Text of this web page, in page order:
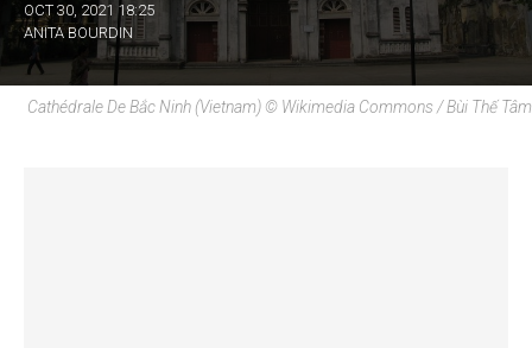
OCT 30, 2021 18:25
ANITA BOURDIN
Cathédrale De Bắc Ninh (Vietnam) © Wikimedia Commons / Bùi Thế Tâm